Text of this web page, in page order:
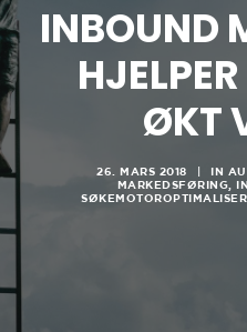
OM OSS
SEARCH
INBOUND
ØKT
26. MARS 2018 IN
MARKEDSFØRING,